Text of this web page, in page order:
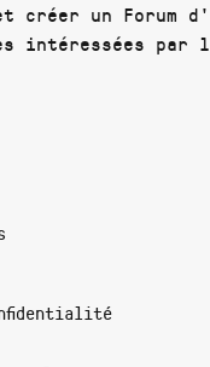
créer un Forum
intéressées par le